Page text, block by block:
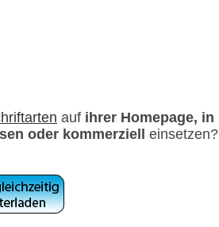
auf ihrer Homepage, in
oder kommerziell